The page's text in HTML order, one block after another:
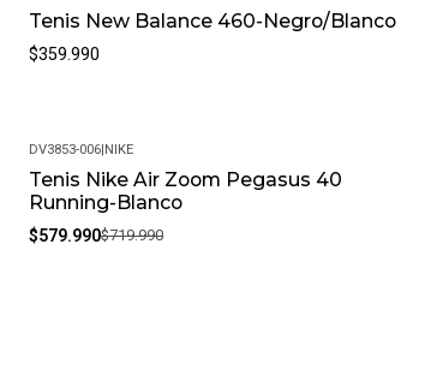
Tenis New Balance 460-Negro/Blanco
$359.990
-19%
DV3853-006|NIKE
Tenis Nike Air Zoom Pegasus 40
Running-Blanco
$579.990$719.990